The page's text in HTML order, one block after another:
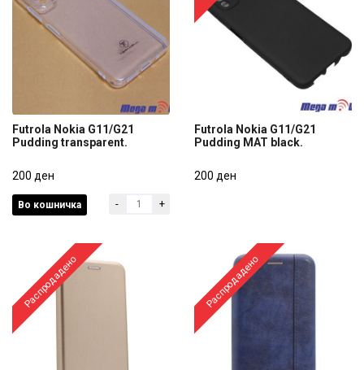
Pudding transparent.
200 ден
Futrola Nokia G11/G21
Pudding transparent.
200 ден
Во кошничка - +
Pudding MAT black.
Futrola Nokia G11/G21
Pudding MAT black.
200 ден
Распродадено Распродадено